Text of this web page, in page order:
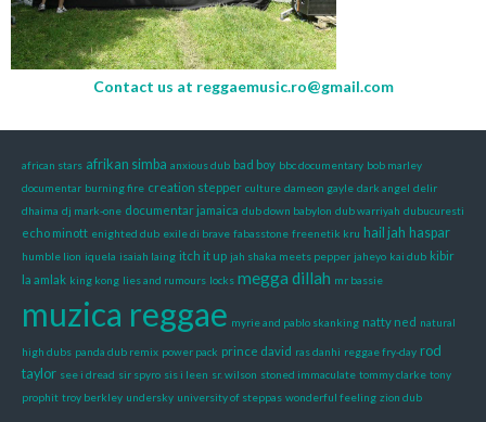
Contact us at reggaemusic.ro@gmail.com
african stars afrikan simba anxious dub bad boy bbc documentary bob marley
documentar burning fire creation stepper culture dameon gayle dark angel delir
dhaima dj mark-one documentar jamaica dub down babylon dub warriyah dubucuresti
echo minott enighted dub exile di brave fabasstone freenetik kru hail jah haspar
humble lion iquela isaiah laing itch it up jah shaka meets pepper jaheyo kai dub kibir
la amlak king kong lies and rumours locks megga dillah mr bassie
muzica reggae myrie and pablo skanking natty ned natural
high dubs panda dub remix power pack prince david ras danhi reggae fry-day rod
taylor see i dread sir spyro sis i leen sr. wilson stoned immaculate tommy clarke tony
prophit troy berkley undersky university of steppas wonderful feeling zion dub